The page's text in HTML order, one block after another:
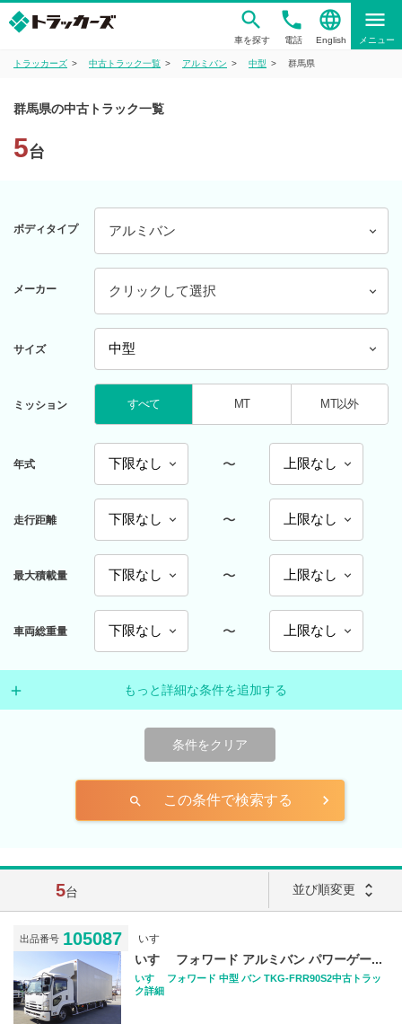
車を探す
phone
電話
language
English
menu
メニュー
トラッカーズ 中古トラック一覧 アルミバン 中型 群馬県
群馬県の中古トラック一覧
5台
ボディタイプ アルミバン
メーカー クリックして選択
サイズ
ミッション すべて MT MT以外
年式 〜
走行距離 〜
最大積載量 〜
車両総重量 〜
もっと詳細な条件を追加する
条件をクリア
search この条件で検索する
5台 並び順変更 unfold_more
出品番号 105087 いすゞ
いすゞ フォワード アルミバン パワーゲー...
いすゞ フォワード 中型 バン TKG-FRR90S2中古トラッ
ク詳細